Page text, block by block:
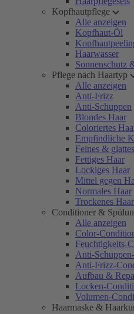
Kopfhautpflege
Alle anzeigen
Kopfhaut-Öl
Haarwasser
Sonnenschutz
Pflege nach Haartyp
Alle anzeigen
Anti-Frizz
Anti-Schuppen
Blondes Haar
Coloriertes
Empfindliche
Feines &
Fettiges Haar
Lockiges Haar
Mittel gegen
Normales Haar
Trockenes Haar
Conditioner &
Alle anzeigen
Color-
Feuchtigkeits-
Anti-
Anti-Frizz-
Aufbau &
Locken-
Volumen-
Haarmaske &